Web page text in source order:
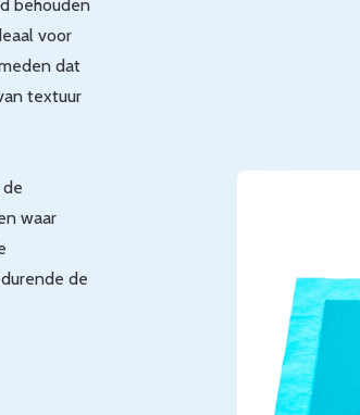
behouden
voor
dat
textuur
waar
de